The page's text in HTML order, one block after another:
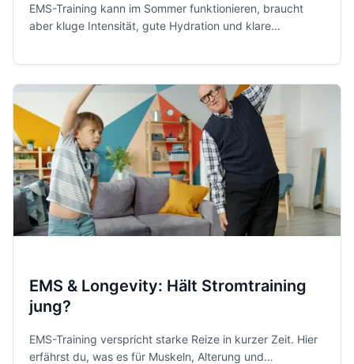
EMS-Training kann im Sommer funktionieren, braucht
aber kluge Intensität, gute Hydration und klare
EMS & Longevity: Hält Stromtraining
jung?
EMS-Training verspricht starke Reize in kurzer Zeit. Hier
erfährst du, was es für Muskeln, Alterung und